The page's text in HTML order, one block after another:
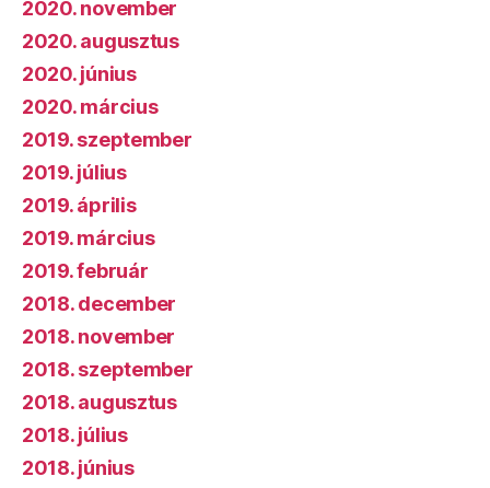
2020. november
2020. augusztus
2020. június
2020. március
2019. szeptember
2019. július
2019. április
2019. március
2019. február
2018. december
2018. november
2018. szeptember
2018. augusztus
2018. július
2018. június